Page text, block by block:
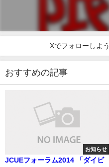
Xでフォローしよう
おすすめの記事
お知らせ
JCUEフォーラム2014 「ダイビ